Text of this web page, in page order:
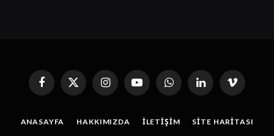
Facebook
X
InstagramYouTubeWhatsAppLinkedin'deVimeo
ANASAYFA HAKKIMIZDA İLETIŞIM SITE HARITASI